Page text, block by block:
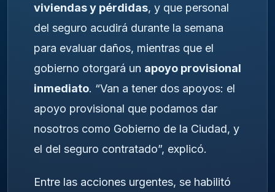
viviendas y pérdidas, y que personal
del seguro acudirá durante la semana
para evaluar daños, mientras que el
gobierno otorgará un apoyo provisional
inmediato. “Van a tener dos apoyos: el
apoyo provisional que podamos dar
nosotros como Gobierno de la Ciudad, y
el del seguro contratado”, explicó.
Entre las acciones urgentes, se habilitó